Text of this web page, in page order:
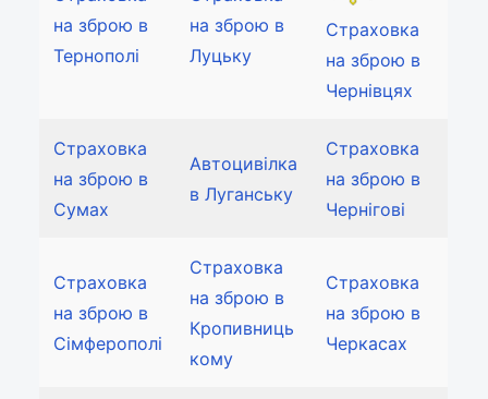
на зброю в
Тернополі
на зброю в
Луцьку
Страховка
на зброю в
Чернівцях
Страховка
на зброю в
Сумах
Автоцивілка
в Луганську
Страховка
на зброю в
Чернігові
Страховка
на зброю в
Сімферополі
Страховка
на зброю в
Кропивниць
кому
Страховка
на зброю в
Черкасах